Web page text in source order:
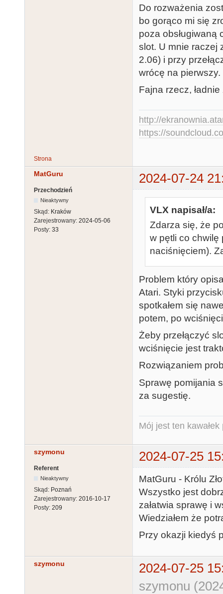
Do rozważenia
bo gorąco mi się
poza obsługiwaną
slot. U mnie raczej
2.06) i przy
wrócę na pierwszy.
Fajna rzecz,
http://
https://
Strona
MatGuru 2024-07-24
Przechodzień
Nieaktywny
Skąd: Kraków
Zarejestrowany: 2024-05-06
Posty: 33
VLX napisał/a:
Zdarza się, że
w pętli co chwilę
naciśnięciem).
Problem który
Atari. Styki
spotkałem się
potem, po
Żeby przełączyć
wciśnięcie jest
Rozwiązaniem
Sprawę pomijania
za sugestię.
Mój jest ten kawałek
szymonu 2024-07-25
Referent
Nieaktywny
Skąd: Poznań
Zarejestrowany: 2016-10-17
Posty: 209
MatGuru - Królu
Wszystko jest
załatwia sprawę i
Wiedziałem że
Przy okazji kiedyś
szymonu
2024-07-25
szymonu